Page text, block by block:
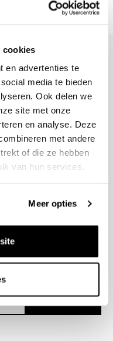
cookies
en advertenties te
media te bieden
Ook delen we
site met onze
en analyse. Deze
met andere
of die ze hebben
van hun services.
Meer opties